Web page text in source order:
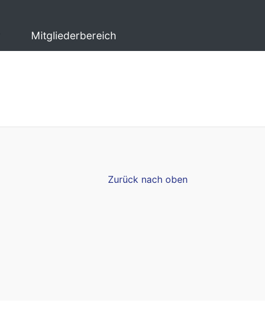
Mitgliederbereich
Zurück nach oben